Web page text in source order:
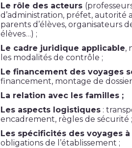
Le rôle des acteurs
d’administration, préfet, autorité
parents d’élèves, organisateurs
élèves…) ;
Le cadre juridique applicable,
les modalités de contrôle ;
Le financement des voyages
financement, montage de
La relation avec les familles ;
Les aspects logistiques :
encadrement, règles de sécurité ;
Les spécificités des voyages à
obligations de l’établissement ;